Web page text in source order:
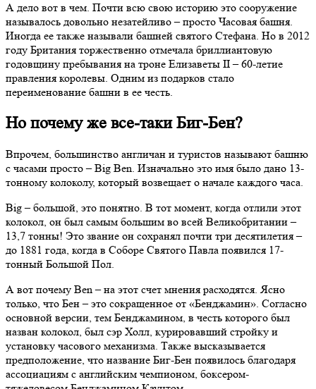
А дело вот в чем. Почти всю свою историю это сооружение
называлось довольно незатейливо – просто Часовая башня.
Иногда ее также называли башней святого Стефана. Но в 2012
году Британия торжественно отмечала бриллиантовую
годовщину пребывания на троне Елизаветы II – 60-летие
правления королевы. Одним из подарков стало
переименование башни в ее честь.
Но почему же все-таки Биг-Бен?
Впрочем, большинство англичан и туристов называют башню
с часами просто – Big Ben. Изначально это имя было дано 13-
тонному колоколу, который возвещает о начале каждого часа.
Big – большой, это понятно. В тот момент, когда отлили этот
колокол, он был самым большим во всей Великобритании –
13,7 тонны! Это звание он сохранял почти три десятилетия –
до 1881 года, когда в Соборе Святого Павла появился 17-
тонный Большой Пол.
А вот почему Ben – на этот счет мнения расходятся. Ясно
только, что Бен – это сокращенное от «Бенджамин». Согласно
основной версии, тем Бенджамином, в честь которого был
назван колокол, был сэр Холл, курировавший стройку и
установку часового механизма. Также высказывается
предположение, что название Биг-Бен появилось благодаря
ассоциациям с английским чемпионом, боксером-